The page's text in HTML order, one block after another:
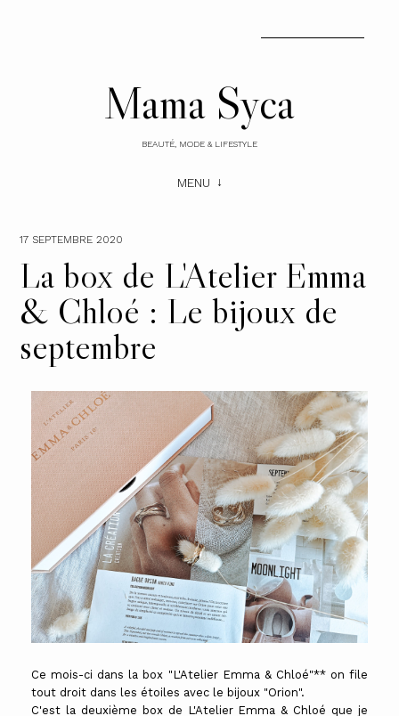
Mama Syca
BEAUTÉ, MODE & LIFESTYLE
MENU
17 SEPTEMBRE 2020
La box de L'Atelier Emma
& Chloé : Le bijoux de
septembre
Ce mois-ci dans la box "L'Atelier Emma & Chloé"** on file
tout droit dans les étoiles avec le bijoux "Orion".
C'est la deuxième box de L'Atelier Emma & Chloé que je